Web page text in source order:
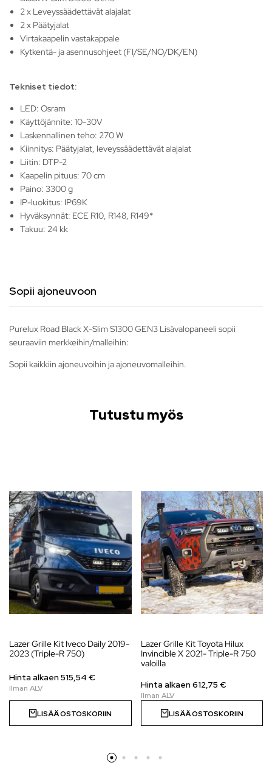
2 x Leveyssäädettävät alajalat
2 x Päätyjalat
Virtakaapelin vastakappale
Kytkentä- ja asennusohjeet (FI/SE/NO/DK/EN)
Tekniset tiedot:
LED: Osram
Käyttöjännite: 10-30V
Laskennallinen teho: 270 W
Kiinnitys: Päätyjalat, leveyssäädettävät alajalat
Liitin: DTP-2
Kaapelin pituus: 70 cm
Paino: 3300 g
IP-luokitus: IP69K
Hyväksynnät: ECE R10, R148, R149*
Takuu: 24 kk
Sopii ajoneuvoon
Purelux Road Black X-Slim S1300 GEN3 Lisävalopaneeli sopii
seuraaviin merkkeihin/malleihin:
Sopii kaikkiin ajoneuvoihin ja ajoneuvomalleihin.
Tutustu myös
Lazer Grille Kit Iveco Daily 2019-
2023 (Triple-R 750)
Hinta alkaen515,54 €
LISÄÄ OSTOSKORIIN
Lazer Grille Kit Toyota Hilux
Invincible X 2021- Triple-R 750
valoilla
Hinta alkaen612,75 €
LISÄÄ OSTOSKORIIN